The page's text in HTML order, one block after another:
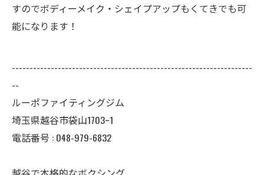
すのでボディーメイク・シェイプアップもくてきでも可
能になります！
--------------------------------------------------------------------
--
ルーポファイティングジム
埼玉県越谷市袋山1703ｰ1
電話番号 : 048-979-6832